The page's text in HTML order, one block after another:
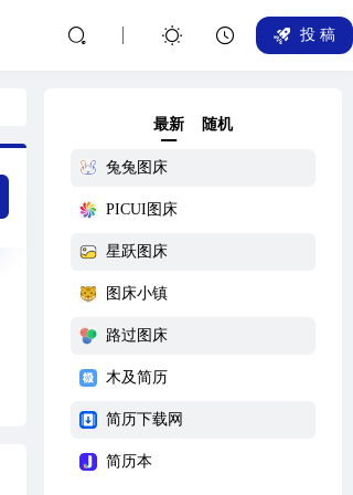
投 稿
最新 随机
兔兔图床
PICUI图床
星跃图床
图床小镇
路过图床
木及简历
简历下载网
简历本